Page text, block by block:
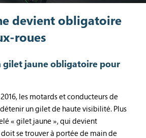
devient obligatoire
roues
gilet jaune obligatoire pour
les motards et conducteurs de
un gilet de haute visibilité. Plus
« gilet jaune », qui devient
se trouver à portée de main de